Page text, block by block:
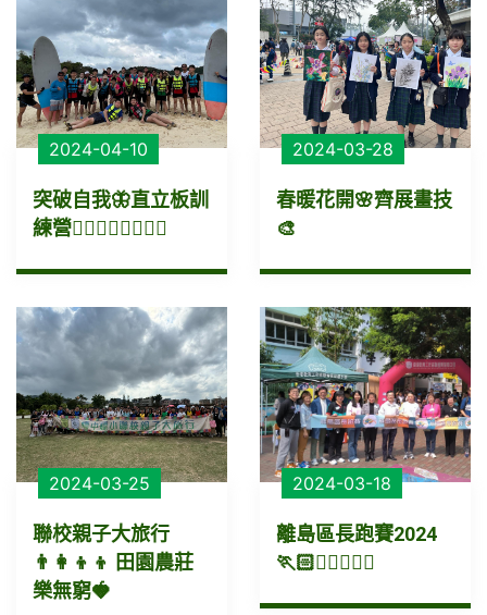
2024-04-10
突破自我🦋直立板訓
練營🏄🏻‍♂🏄🏻🏄🏻‍♀
2024-03-28
春暖花開🌸齊展畫技
🎨
2024-03-25
聯校親子大旅行
👨‍👩‍👦‍👦 田園農莊
樂無窮🍓
2024-03-18
離島區長跑賽2024
🏃🏻🏃‍♀🏃🏽‍♂